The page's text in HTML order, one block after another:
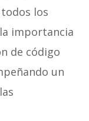
los
importancia
de código
un